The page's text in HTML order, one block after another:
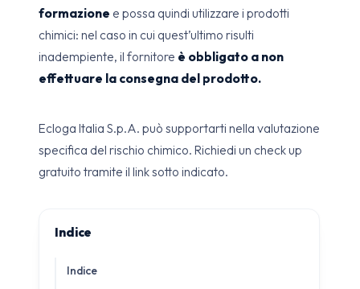
formazione e possa quindi utilizzare i prodotti
chimici: nel caso in cui quest’ultimo risulti
inadempiente, il fornitore è obbligato a non
effettuare la consegna del prodotto.
Ecloga Italia S.p.A. può supportarti nella valutazione
specifica del rischio chimico. Richiedi un check up
gratuito tramite il link sotto indicato.
Indice
Indice